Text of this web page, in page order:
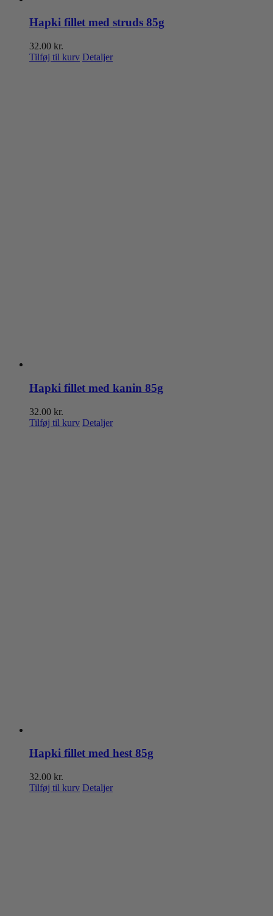
Hapki fillet med struds 85g
32.00 kr.
Tilføj til kurv Detaljer
Hapki fillet med kanin 85g
32.00 kr.
Tilføj til kurv Detaljer
Hapki fillet med hest 85g
32.00 kr.
Tilføj til kurv Detaljer